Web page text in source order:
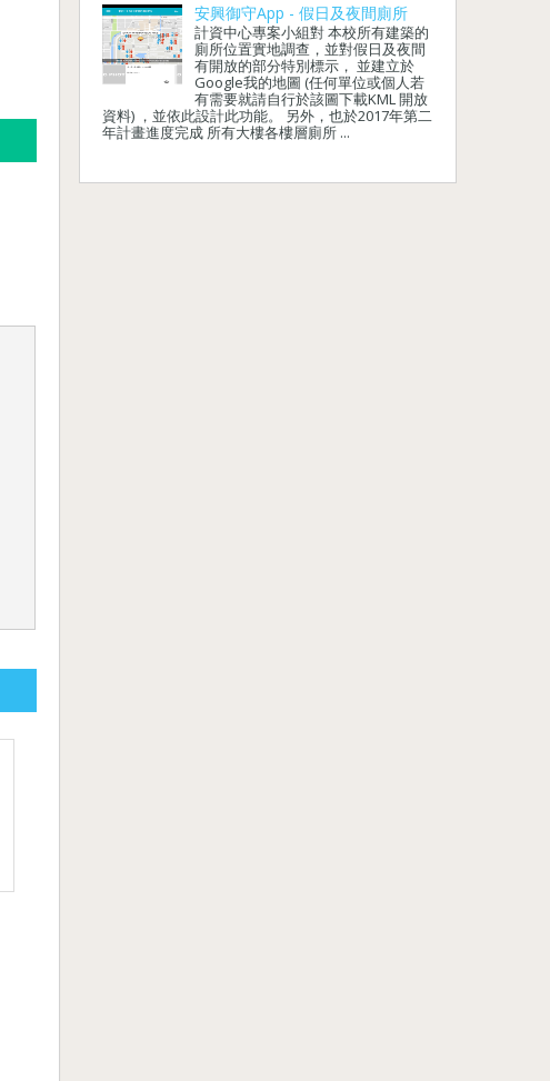
安興御守App - 假日及夜間廁所
計資中心專案小組對 本校所有建築的
廁所位置實地調查，並對假日及夜間
有開放的部分特別標示， 並建立於
Google我的地圖 (任何單位或個人若
有需要就請自行於該圖下載KML 開放
資料) ，並依此設計此功能。 另外，也於2017年第二
年計畫進度完成 所有大樓各樓層廁所 ...